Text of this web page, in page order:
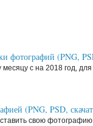
фотографий (PNG,
с на 2018 год,
(PNG, PSD,
свою